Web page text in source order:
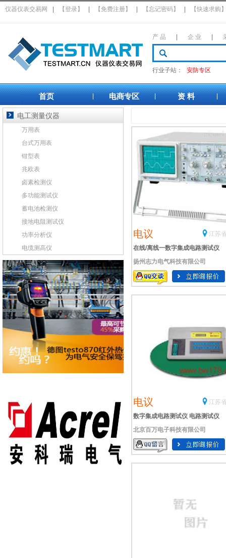
仪器仪表交易网 【登录】 【免费注册】 【忘记密码】 【快速求购
产 品 企 业
行业子站： 安防专区
首页 电商专区 资 料
电议
江苏
在线/离线一数字集成电路测试仪
扬州志力电气科技有限公司
电议
江苏
数字集成电路测试仪 电路测试仪
北京百万电子科技有限公司
电工测量仪器
万用表
台式万用表
钳型表
兆欧表
卤素检测仪
多功能测试仪
蓄电池检测仪
接地电阻测试仪
功率分析仪
电缆测高仪